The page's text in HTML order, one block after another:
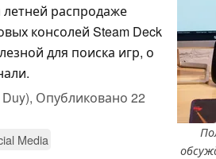
распродаже
консолей Steam Deck
для поиска игр, о
Опубликовано 22
Media